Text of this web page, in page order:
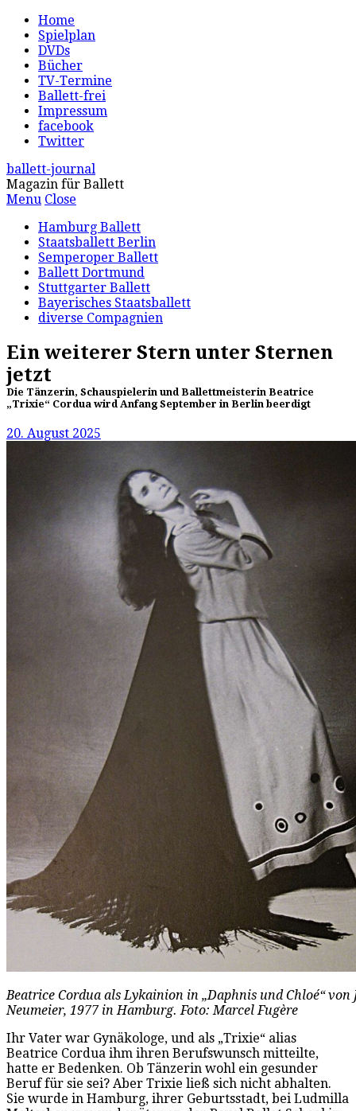
Home
Spielplan
DVDs
Bücher
TV-Termine
Ballett-frei
Impressum
facebook
Twitter
ballett-journal
Magazin für Ballett
Menu Close
Hamburg Ballett
Staatsballett Berlin
Semperoper Ballett
Ballett Dortmund
Stuttgarter Ballett
Bayerisches Staatsballett
diverse Compagnien
Ein weiterer Stern unter Sternen
jetzt
Die Tänzerin, Schauspielerin und Ballettmeisterin Beatrice
„Trixie“ Cordua wird Anfang September in Berlin beerdigt
20. August 2025
Beatrice Cordua als Lykainion in „Daphnis und Chloé“ von
Neumeier, 1977 in Hamburg. Foto: Marcel Fugère
Ihr Vater war Gynäkologe, und als „Trixie“ alias
Beatrice Cordua ihm ihren Berufswunsch mitteilte,
hatte er Bedenken. Ob Tänzerin wohl ein gesunder
Beruf für sie sei? Aber Trixie ließ sich nicht abhalten.
Sie wurde in Hamburg, ihrer Geburtsstadt, bei Ludmilla